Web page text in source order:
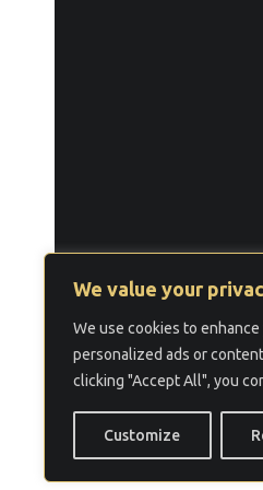
We value your
We use cookies to
personalized ads or
clicking "Accept All", you
Customize
©
Услови за